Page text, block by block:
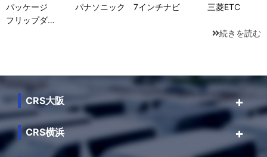
パッケージ パナソニック 7インチナビ 三菱ETC
フリップダ…
続きを読む
CRS大阪
CRS横浜